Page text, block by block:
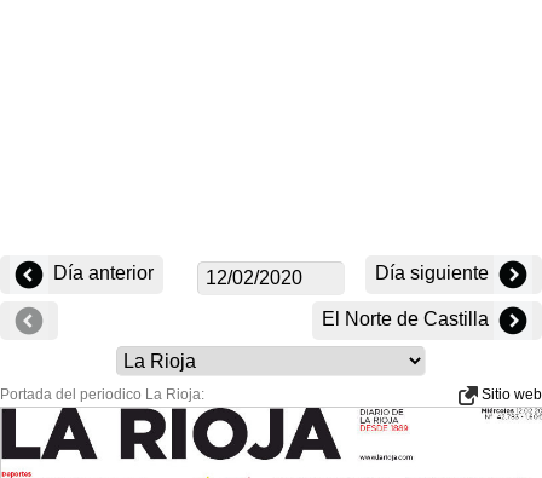
Día anterior Día siguiente
El Norte de Castilla
Portada del periodico La Rioja: Sitio web